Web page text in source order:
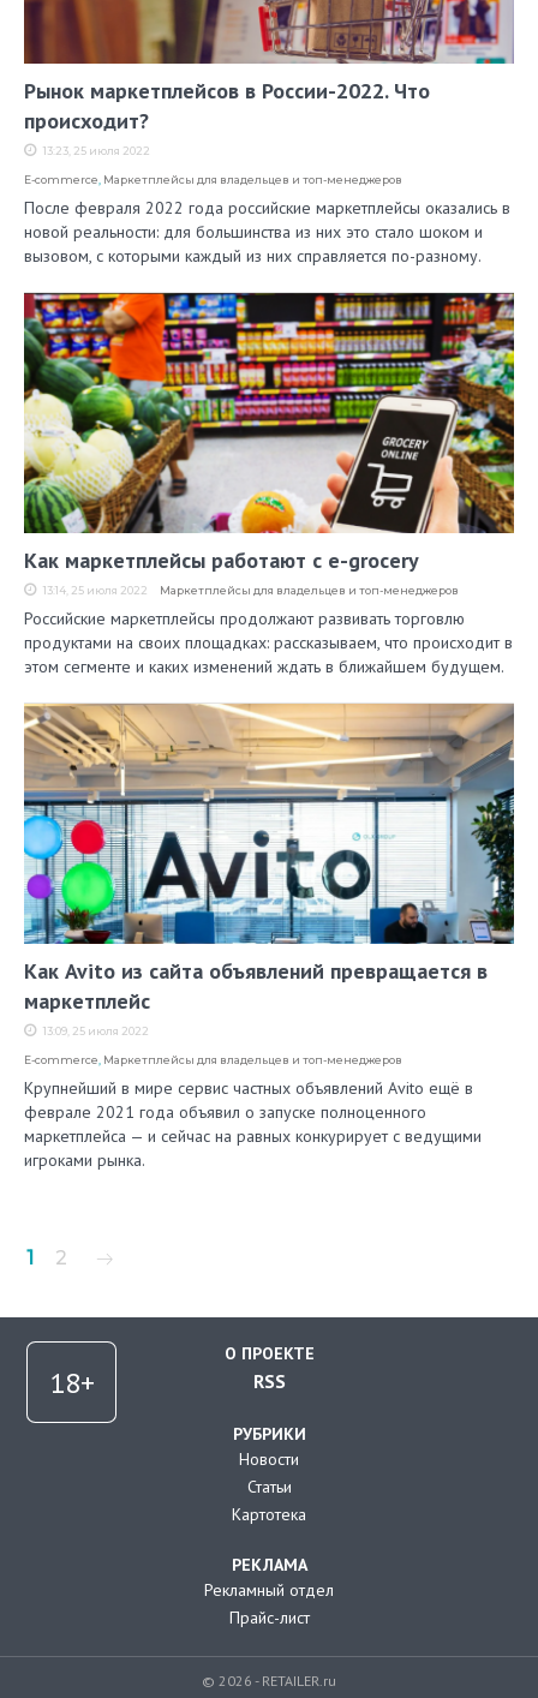
Рынок маркетплейсов в России-2022. Что
происходит?
13:23, 25 июля 2022
E-commerce Маркетплейсы для владельцев и топ-менеджеров
После февраля 2022 года российские маркетплейсы оказались в
новой реальности: для большинства из них это стало шоком и
вызовом, с которыми каждый из них справляется по-разному.
Как маркетплейсы работают с e-grocery
13:14, 25 июля 2022 Маркетплейсы для владельцев и топ-менеджеров
Российские маркетплейсы продолжают развивать торговлю
продуктами на своих площадках: рассказываем, что происходит в
этом сегменте и каких изменений ждать в ближайшем будущем.
Как Avito из сайта объявлений превращается в
маркетплейс
13:09, 25 июля 2022
E-commerce Маркетплейсы для владельцев и топ-менеджеров
Крупнейший в мире сервис частных объявлений Avito ещё в
феврале 2021 года объявил о запуске полноценного
маркетплейса — и сейчас на равных конкурирует с ведущими
игроками рынка.
Пагинация
1 2
О ПРОЕКТЕ
RSS
РУБРИКИ
Новости
Статьи
Картотека
РЕКЛАМА
Рекламный отдел
Прайс-лист
© 2026 - RETAILER.ru